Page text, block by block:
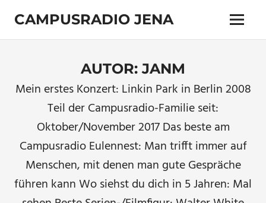
Inhalt
springen
CAMPUSRADIO JENA
103.4
Menü
AUTOR:JANM
Mein erstes Konzert: Linkin Park in Berlin 2008
Teil der Campusradio-Familie seit:
Oktober/November 2017 Das beste am
Campusradio Eulennest: Man trifft immer auf
Menschen, mit denen man gute Gespräche
führen kann Wo siehst du dich in 5 Jahren: Mal